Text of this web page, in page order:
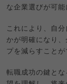
な企業選びが可能
これにより、自
かが明確になり
プを減らすことが
転職成功の鍵と